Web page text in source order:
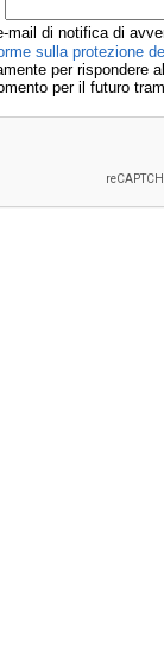
mail di notifica di
sulla protezione
per rispondere
per il futuro